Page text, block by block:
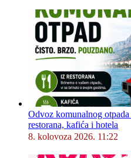
Odvoz komunalnog
restorana, kafića i hotela
8. kolovoza 2026. 11:22